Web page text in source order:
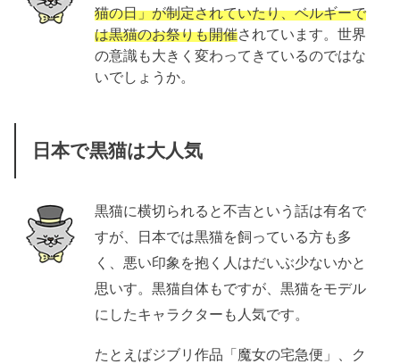
猫の日」が制定されていたり、ベルギーで
は黒猫のお祭りも開催されています。世界
の意識も大きく変わってきているのではな
いでしょうか。
日本で黒猫は大人気
黒猫に横切られると不吉という話は有名で
すが、日本では黒猫を飼っている方も多
く、悪い印象を抱く人はだいぶ少ないかと
思いす。黒猫自体もですが、黒猫をモデル
にしたキャラクターも人気です。
たとえばジブリ作品「魔女の宅急便」、ク